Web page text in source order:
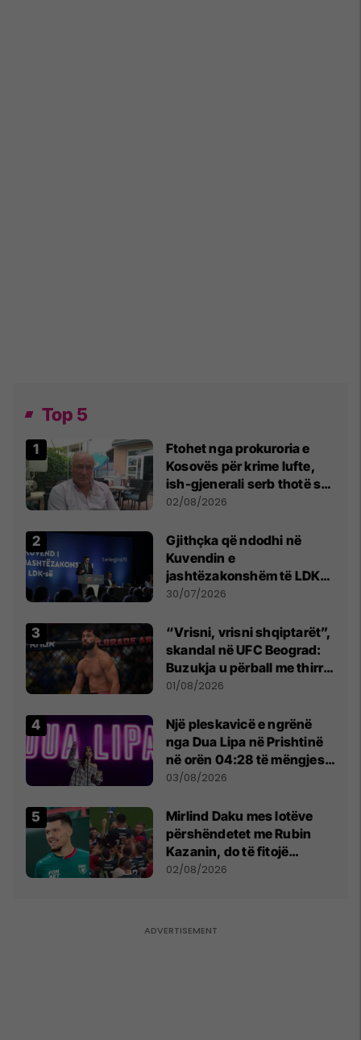
Top 5
Ftohet nga prokuroria e
Kosovës për krime lufte,
ish-gjenerali serb thotë se
dikush e tradhtoi në
02/08/2026
Gjithçka që ndodhi në
Kuvendin e
jashtëzakonshëm të LDK-
së
30/07/2026
“Vrisni, vrisni shqiptarët”,
skandal në UFC Beograd:
Buzukja u përball me thirrje
anti-shqiptare nga
01/08/2026
Një pleskavicë e ngrënë
nga Dua Lipa në Prishtinë
në orën 04:28 të mëngjesit
- dhe bota digjitale serbe
03/08/2026
Mirlind Daku mes lotëve
përshëndetet me Rubin
Kazanin, do të fitojë
miliona te Spartak Moska
02/08/2026